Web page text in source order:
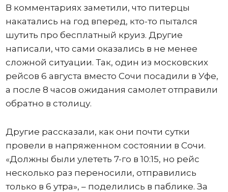
В комментариях заметили, что питерцы
накатались на год вперед, кто-то пытался
шутить про бесплатный круиз. Другие
написали, что сами оказались в не менее
сложной ситуации. Так, один из московских
рейсов 6 августа вместо Сочи посадили в Уфе,
а после 8 часов ожидания самолет отправили
обратно в столицу.
Другие рассказали, как они почти сутки
провели в напряженном состоянии в Сочи.
«Должны были улететь 7-го в 10:15, но рейс
несколько раз переносили, отправились
только в 6 утра», – поделились в паблике. За